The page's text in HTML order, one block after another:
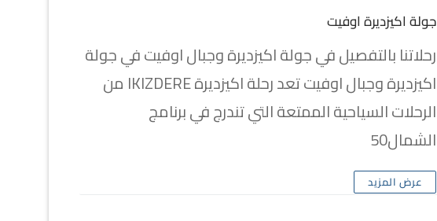
جولة اكيزديرة اوفيت
رحلاتنا بالتفصيل في جولة اكيزديرة وجبال اوفيت في جولة
اكيزديرة وجبال اوفيت تعد رحلة اكيزديرة IKIZDERE من
الرحلات السياحية الممتعة التي تندرج في برنامج
الشمال50
عرض المزيد